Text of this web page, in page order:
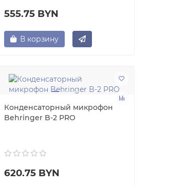
555.75 BYN
В корзину
Конденсаторный микрофон
Behringer B-2 PRO
620.75 BYN